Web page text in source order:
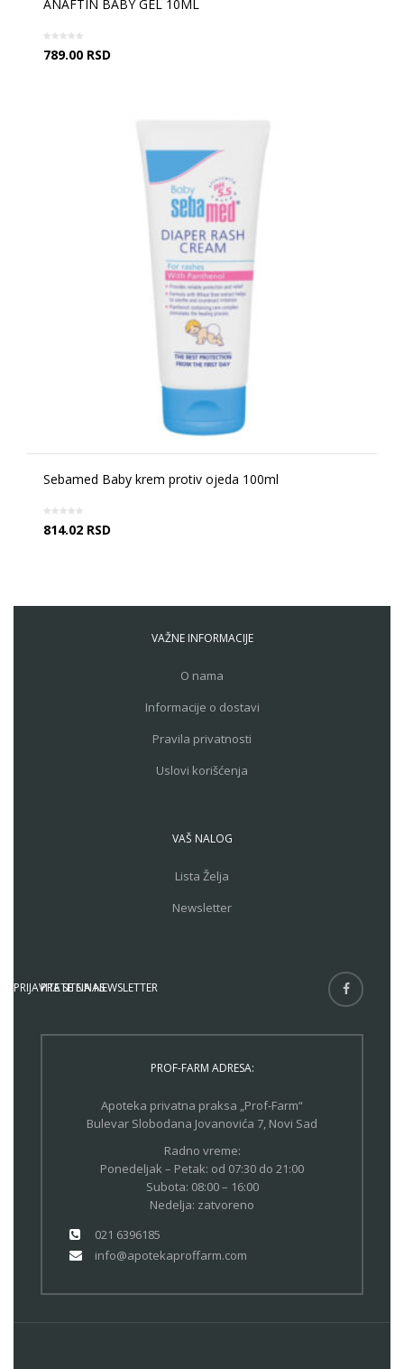
ANAFTIN BABY GEL 10ML
789.00 RSD
Sebamed Baby krem protiv ojeda 100ml
814.02 RSD
VAŽNE INFORMACIJE
O nama
Informacije o dostavi
Pravila privatnosti
Uslovi korišćenja
VAŠ NALOG
Lista Želja
Newsletter
PRATITE NAS
PRIJAVITE SE NA NEWSLETTER
PROF-FARM ADRESA:
Apoteka privatna praksa „Prof-Farm“
Bulevar Slobodana Jovanovića 7, Novi Sad
Radno vreme:
Ponedeljak – Petak: od 07:30 do 21:00
Subota: 08:00 – 16:00
Nedelja: zatvoreno
021 6396185
info@apotekaproffarm.com